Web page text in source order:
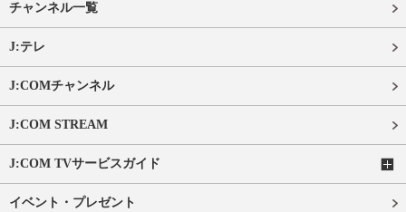
チャンネル一覧
J:テレ
J:COMチャンネル
J:COM STREAM
J:COM TVサービスガイド
イベント・プレゼント